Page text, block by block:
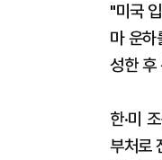
"미국
마 운하
성한 후
한·미
부처로